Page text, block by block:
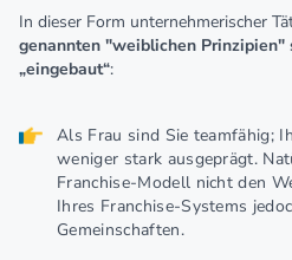
In dieser Form unternehmerischer
genannten "weiblichen Prinzipien"
„eingebaut“:
Als Frau sind Sie teamfähig;
weniger stark ausgeprägt.
Franchise-Modell nicht den
Ihres Franchise-Systems
Gemeinschaften.